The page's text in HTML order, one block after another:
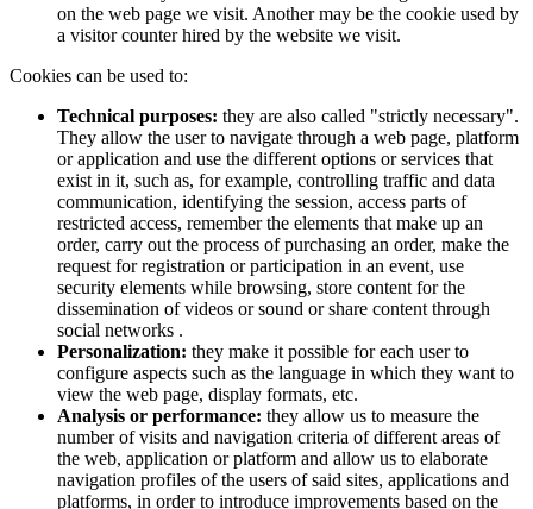
on the web page we visit. Another may be the cookie used by
a visitor counter hired by the website we visit.
Cookies can be used to:
Technical purposes: they are also called "strictly necessary".
They allow the user to navigate through a web page, platform
or application and use the different options or services that
exist in it, such as, for example, controlling traffic and data
communication, identifying the session, access parts of
restricted access, remember the elements that make up an
order, carry out the process of purchasing an order, make the
request for registration or participation in an event, use
security elements while browsing, store content for the
dissemination of videos or sound or share content through
social networks .
Personalization: they make it possible for each user to
configure aspects such as the language in which they want to
view the web page, display formats, etc.
Analysis or performance: they allow us to measure the
number of visits and navigation criteria of different areas of
the web, application or platform and allow us to elaborate
navigation profiles of the users of said sites, applications and
platforms, in order to introduce improvements based on the